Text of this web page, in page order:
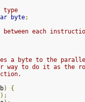
type
byte;
each
a byte to the
way to do it as the
)
{
);